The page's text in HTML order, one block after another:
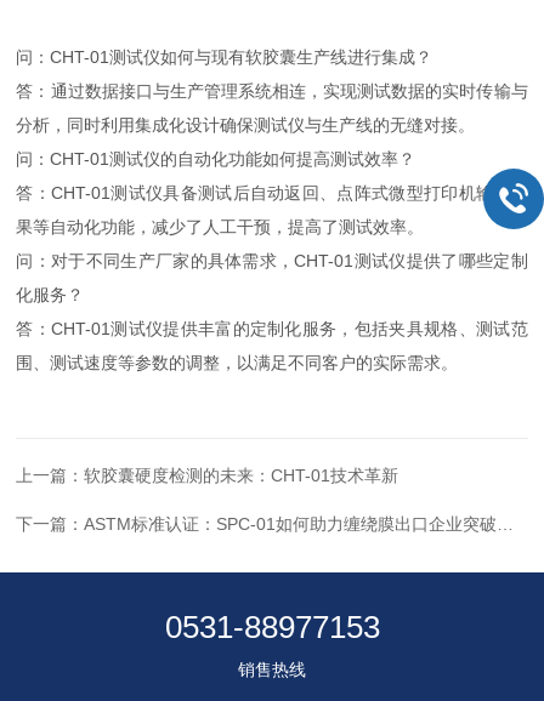
问：CHT-01测试仪如何与现有软胶囊生产线进行集成？
答：通过数据接口与生产管理系统相连，实现测试数据的实时传输与
分析，同时利用集成化设计确保测试仪与生产线的无缝对接。
问：CHT-01测试仪的自动化功能如何提高测试效率？
答：CHT-01测试仪具备测试后自动返回、点阵式微型打印机输出结
果等自动化功能，减少了人工干预，提高了测试效率。
问：对于不同生产厂家的具体需求，CHT-01测试仪提供了哪些定制
化服务？
答：CHT-01测试仪提供丰富的定制化服务，包括夹具规格、测试范
围、测试速度等参数的调整，以满足不同客户的实际需求。
上一篇：软胶囊硬度检测的未来：CHT-01技术革新
下一篇：ASTM标准认证：SPC-01如何助力缠绕膜出口企业突破国际壁垒？
0531-88977153
销售热线